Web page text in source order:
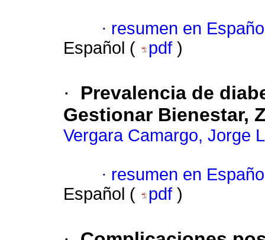
· resumen en
Español (
pdf )
·
Prevalencia de
Gestionar Bienestar,
Vergara Camargo, Jorge
· resumen en
Español (
pdf )